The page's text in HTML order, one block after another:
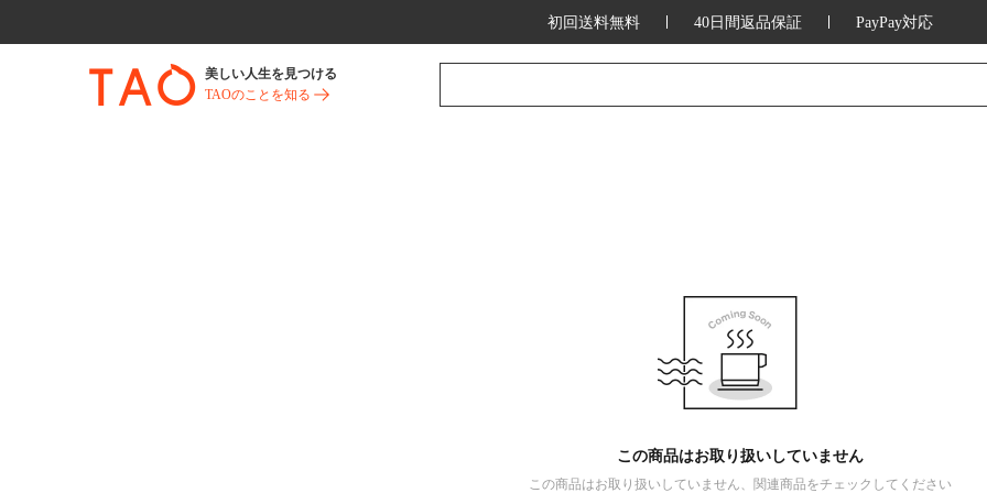
初回送料無料 40日間返品保証 PayPay対応
美しい人生を見つける
TAOのことを知る
この商品はお取り扱いしていません
この商品はお取り扱いしていません、関連商品をチェックしてください